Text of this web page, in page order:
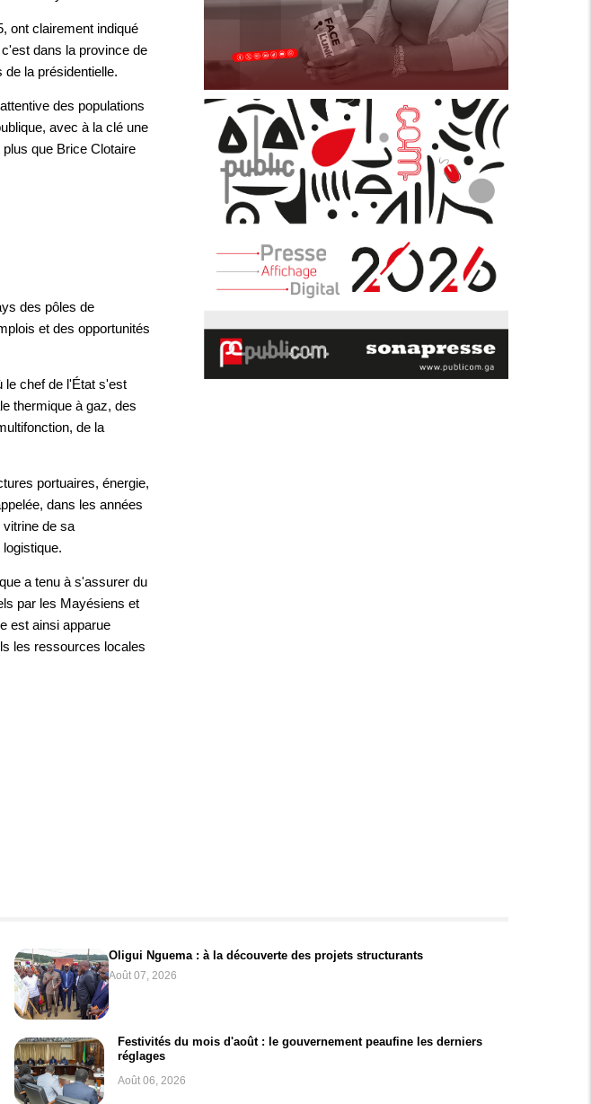
ont clairement indiqué
dans la province de
la présidentielle.
des populations
avec à la clé une
que Brice Clotaire
des pôles de
et des opportunités
le chef de l'État s'est
thermique à gaz, des
de la
portuaires, énergie,
dans les années
vitrine de sa
a tenu à s'assurer du
par les Mayésiens et
est ainsi apparue
les ressources locales
Oligui Nguema : à la découverte des projets structurants
Août 07, 2026
Festivités du mois d'août : le gouvernement peaufine les derniers
réglages
Août 06, 2026